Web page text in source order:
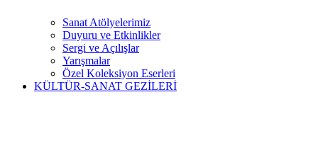
Sanat Atölyelerimiz
Duyuru ve Etkinlikler
Sergi ve Açılışlar
Yarışmalar
Özel Koleksiyon Eserleri
KÜLTÜR-SANAT GEZİLERİ